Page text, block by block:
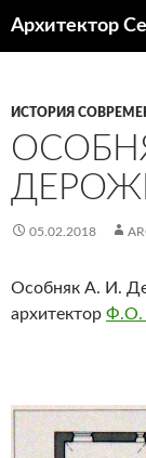
ИСТОРИЯ
05.02.2018
Особняк А. И.
архитектор Ф.О.